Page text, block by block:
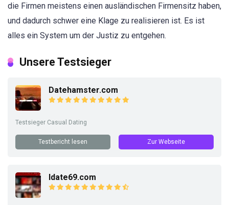
die Firmen meistens einen ausländischen Firmensitz haben,
und dadurch schwer eine Klage zu realisieren ist. Es ist
alles ein System um der Justiz zu entgehen.
Unsere Testsieger
Datehamster.com
Testsieger Casual Dating
Testbericht lesen Zur Webseite
Idate69.com